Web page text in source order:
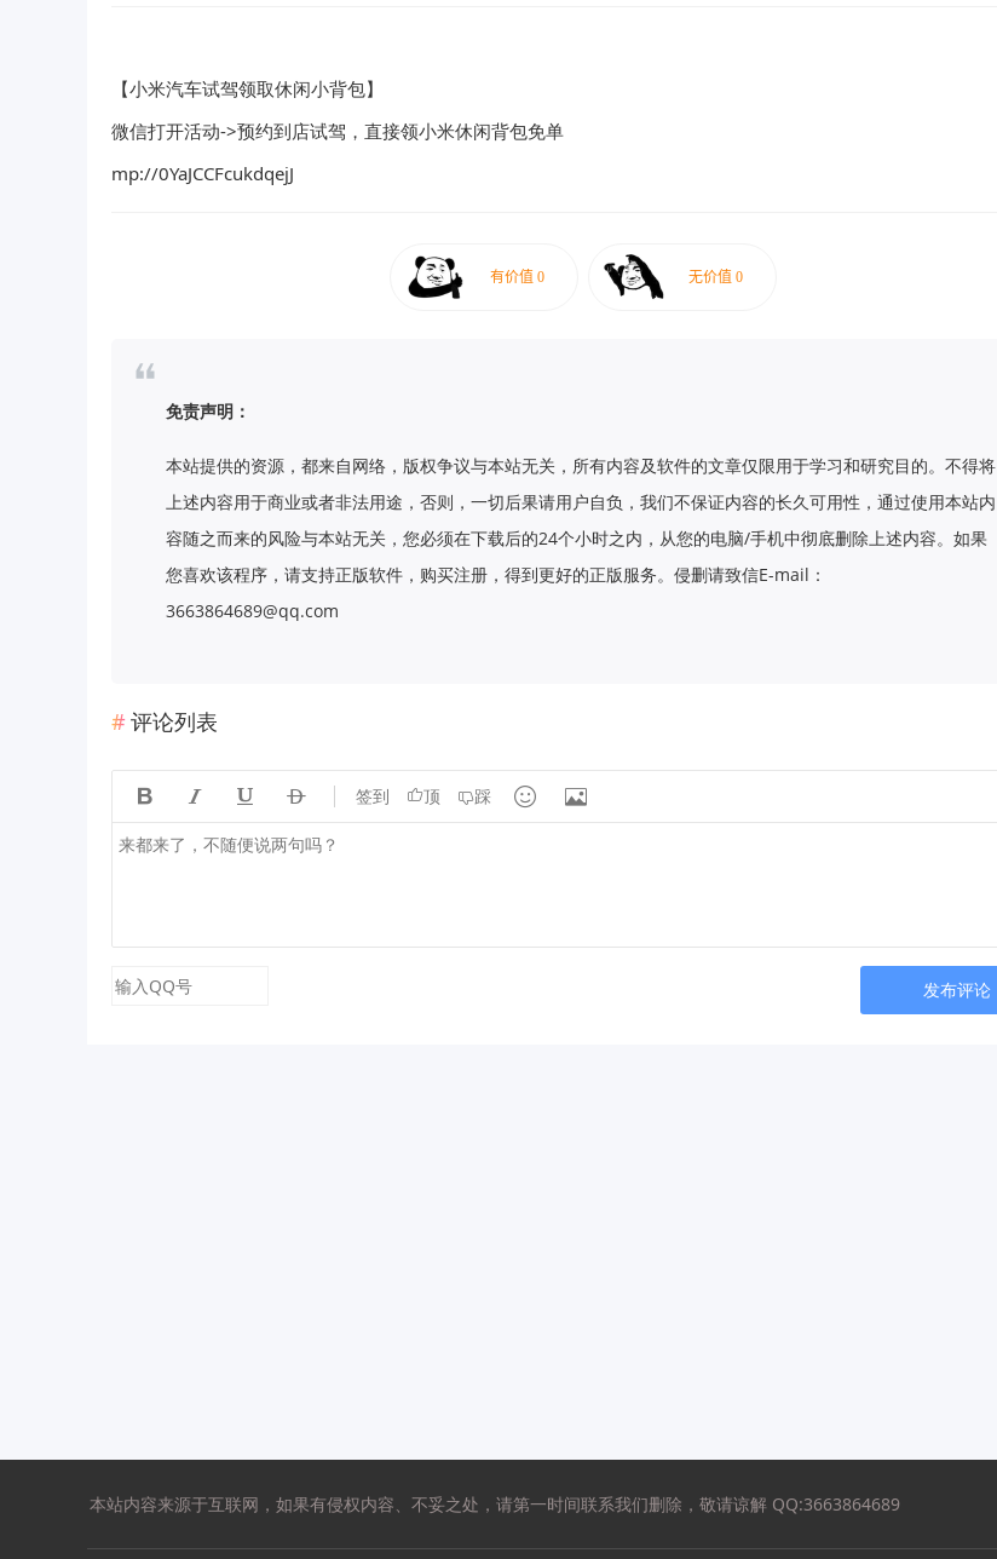
【小米汽车试驾领取休闲小背包】
微信打开活动->预约到店试驾，直接领小米休闲背包免单
mp://0YaJCCFcukdqejJ
免责声明：
本站提供的资源，都来自网络，版权争议与本站无关，所有内容及软件的文章仅限用于学习和研究目的。不得将
上述内容用于商业或者非法用途，否则，一切后果请用户自负，我们不保证内容的长久可用性，通过使用本站内
容随之而来的风险与本站无关，您必须在下载后的24个小时之内，从您的电脑/手机中彻底删除上述内容。如果
您喜欢该程序，请支持正版软件，购买注册，得到更好的正版服务。侵删请致信E-mail：
3663864689@qq.com
评论列表
    签到 顶 踩  
发布评论
本站内容来源于互联网，如果有侵权内容、不妥之处，请第一时间联系我们删除，敬请谅解 QQ:3663864689